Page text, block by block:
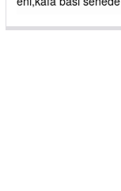
yaz geldi layyy
başladı biz halk